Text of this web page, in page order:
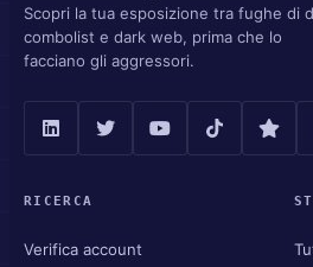
Scopri la tua esposizione tra fughe di
combolist e dark web, prima che lo
facciano gli aggressori.
RICERCA
Verifica account